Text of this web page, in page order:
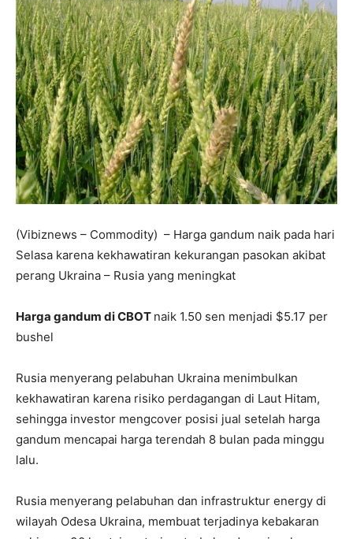
(Vibiznews – Commodity) – Harga gandum naik pada hari
Selasa karena kekhawatiran kekurangan pasokan akibat
perang Ukraina – Rusia yang meningkat
Harga gandum di CBOT naik 1.50 sen menjadi $5.17 per
bushel
Rusia menyerang pelabuhan Ukraina menimbulkan
kekhawatiran karena risiko perdagangan di Laut Hitam,
sehingga investor mengcover posisi jual setelah harga
gandum mencapai harga terendah 8 bulan pada minggu
lalu.
Rusia menyerang pelabuhan dan infrastruktur energy di
wilayah Odesa Ukraina, membuat terjadinya kebakaran